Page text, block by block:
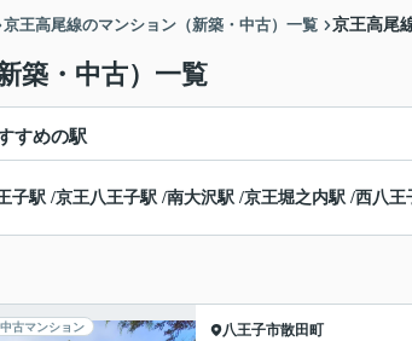
京王高尾線のマンション（新築・中古）一覧 京王高尾
築・中古）一覧
すめの駅
子駅 /京王八王子駅 /南大沢駅 /京王堀之内駅 /西八王
中古マンション 八王子市散田町